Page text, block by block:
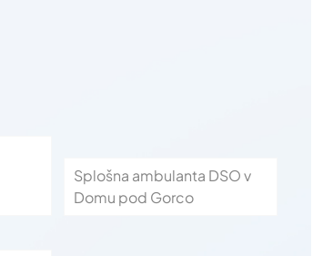
Splošna ambulanta DSO v
Domu pod Gorco